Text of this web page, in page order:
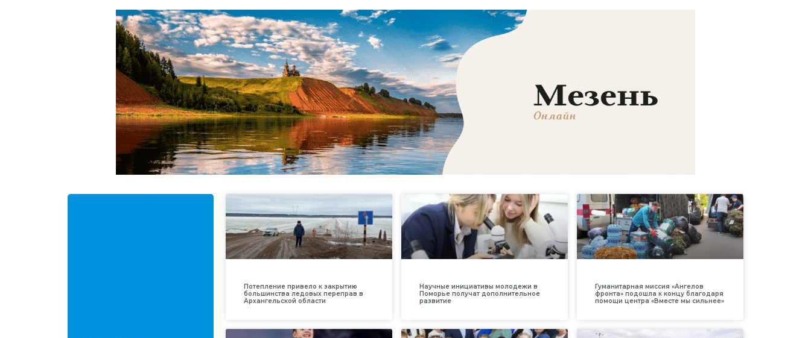
Потепление привело к закрытию
большинства ледовых переправ в
Архангельской области
Научные инициативы молодежи в
Поморье получат дополнительное
развитие
Гуманитарная миссия «Ангелов
фронта» подошла к концу благодаря
помощи центра «Вместе мы сильнее»